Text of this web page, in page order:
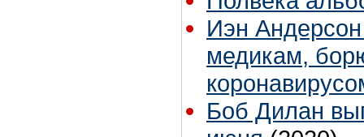
Иэн
медикам,
Боб Дилан